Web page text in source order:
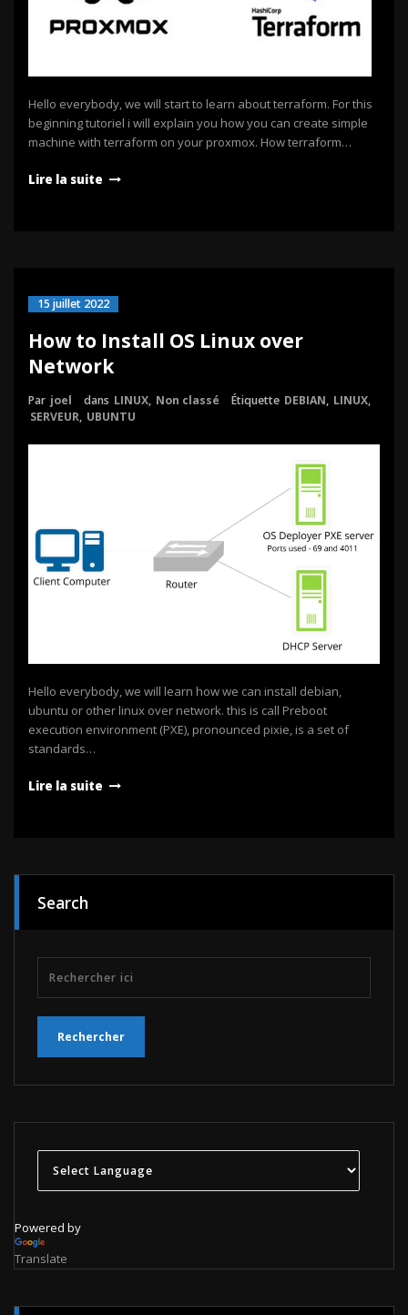
Hello everybody, we will start to learn about terraform. For this
beginning tutoriel i will explain you how you can create simple
machine with terraform on your proxmox. How terraform…
Lire la suite
15 juillet 2022
How to Install OS Linux over
Network
Par joel dans LINUX, Non classé Étiquette DEBIAN, LINUX,
SERVEUR, UBUNTU
Hello everybody, we will learn how we can install debian,
ubuntu or other linux over network. this is call Preboot
execution environment (PXE), pronounced pixie, is a set of
standards…
Lire la suite
Search
Powered by
Translate